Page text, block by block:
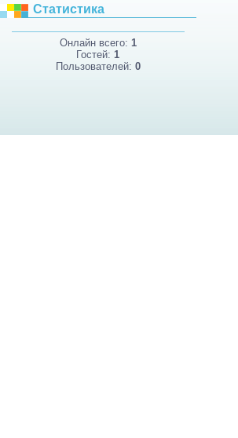
Статистика
Онлайн всего: 1
Гостей:1
Пользователей: 0